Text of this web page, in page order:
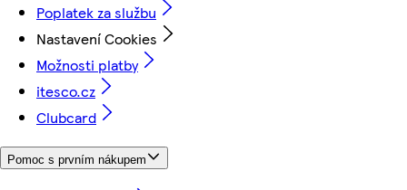
Poplatek za službu
Nastavení Cookies
Možnosti platby
itesco.cz
Clubcard
Pomoc s prvním nákupem